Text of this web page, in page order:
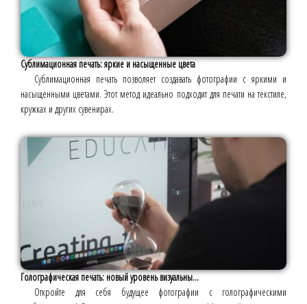
Сублимационная печать: яркие и насыщенные цвета
Сублимационная печать позволяет создавать фотографии с яркими и
насыщенными цветами. Этот метод идеально подходит для печати на текстиле,
кружках и других сувенирах.
Голографическая печать: новый уровень визуальны...
Откройте для себя будущее фотографии с голографическими